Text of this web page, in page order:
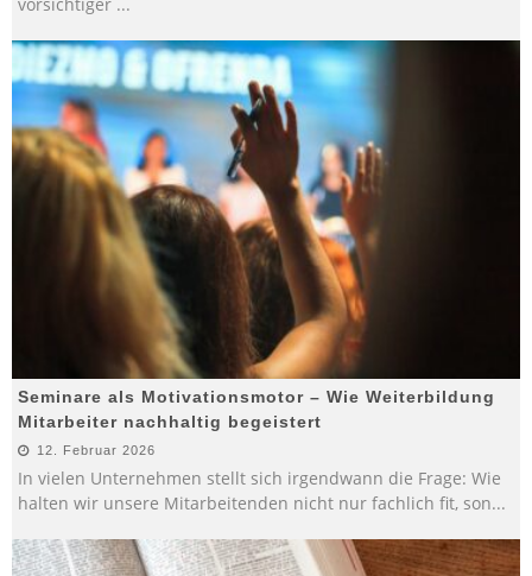
Seminare als Motivationsmotor – Wie Weiterbildung
Mitarbeiter nachhaltig begeistert
12. Februar 2026
In vielen Unternehmen stellt sich irgendwann die Frage: Wie
halten wir unsere Mitarbeitenden nicht nur fachlich fit, son...